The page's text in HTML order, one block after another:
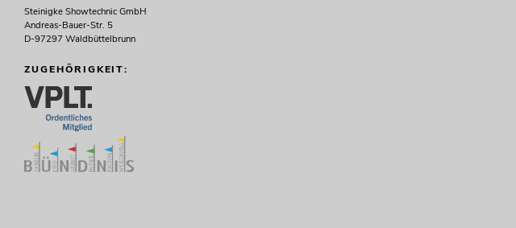
Steinigke Showtechnic GmbH
Andreas-Bauer-Str. 5
D-97297 Waldbüttelbrunn
ZUGEHÖRIGKEIT: